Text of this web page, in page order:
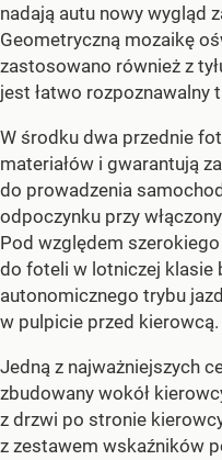
nadają autu nowy wygląd
Geometryczną mozaikę
zastosowano również z
jest łatwo rozpoznawalny
W środku dwa przednie
materiałów i gwarantują
do prowadzenia
odpoczynku przy
Pod względem
do foteli w lotniczej klasie
autonomicznego trybu
w pulpicie przed kierowcą.
Jedną z najważniejszych
zbudowany wokół
z drzwi po stronie
z zestawem wskaźników